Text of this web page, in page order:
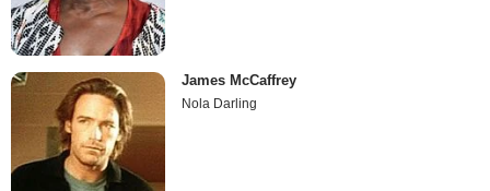
James McCaffrey
Nola Darling